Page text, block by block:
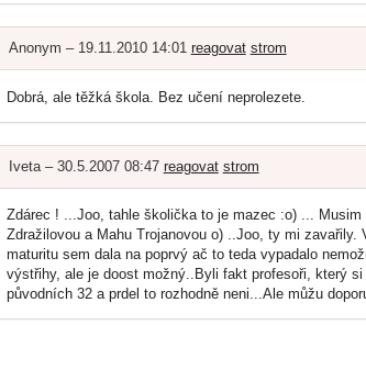
Anonym – 19.11.2010 14:01 reagovat strom
Dobrá, ale těžká škola. Bez učení neprolezete.
Iveta – 30.5.2007 08:47 reagovat strom
Zdárec ! ...Joo, tahle školička to je mazec :o) ...
Zdražilovou a Mahu Trojanovou o) ..Joo, ty mi
maturitu sem dala na poprvý ač to teda vypadalo
výstřihy, ale je doost možný..Byli fakt profesoři, který
původních 32 a prdel to rozhodně neni...Ale můžu